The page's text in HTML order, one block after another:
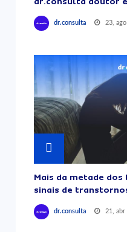
dr.consulta 23,
Mais da metade
sinais de
dr.consulta 21, abr